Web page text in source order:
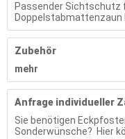
Passender Sichtschutz
Doppelstabmattenzaun
Zubehör
mehr
Anfrage individueller
Sie benötigen
Sonderwünsche? Hier